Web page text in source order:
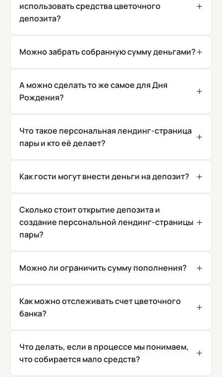
использовать средства цветочного
депозита?
Можно забрать собранную сумму деньгами?
А можно сделать то же самое для Дня
Рождения?
Что такое персональная лендинг-страница
пары и кто её делает?
Как гости могут внести деньги на депозит?
Сколько стоит открытие депозита и
создание персональной лендинг-страницы
пары?
Можно ли ограничить сумму пополнения?
Как можно отслеживать счет цветочного
банка?
Что делать, если в процессе мы понимаем,
что собирается мало средств?